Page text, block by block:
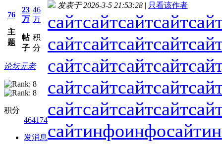
76
主
题
23
万
帖
子
46
万
积
分
论坛元老
积分
464174
发消息
发表于 2026-3-5 21:53:28 | 只看该作者
сайтсайтсайтсайт
сайтсайтсайтсайт
сайтсайтсайтсайт
сайтсайтсайтсайт
сайтсайтсайтсайт
сайтинфоинфосайт